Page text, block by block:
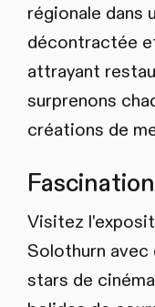
régionale dans
décontractée
attrayant
surprenons
créations de
Visitez
Solothurn
stars de